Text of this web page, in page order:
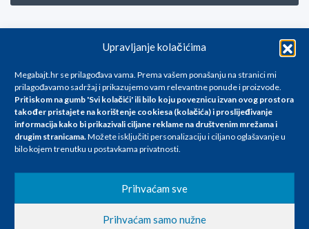
Upravljanje kolačićima
Megabajt.hr se prilagođava vama. Prema vašem ponašanju na stranici mi
prilagođavamo sadržaj i prikazujemo vam relevantne ponude i proizvode.
Pritiskom na gumb 'Svi kolačići' ili bilo koju poveznicu izvan ovog prostora
također pristajete na korištenje cookiesa (kolačića) i proslijeđivanje
informacija kako bi prikazivali ciljane reklame na društvenim mrežama i
drugim stranicama.Možete isključiti personalizaciju i ciljano oglašavanje u
bilo kojem trenutku u postavkama privatnosti.
Prihvaćam sve
Prihvaćam samo nužne
Za artikle kojih trenutno nema u ponudi obratite nam se na
info@megabajt.hr. Sve cijene su informativnog karaktera i podložne su
promjenama, a
iskazane su za avansno plaćanje(gotovina) u Eurima i uključuju PDV. Sve
se razlikovati od cijena u našim poslovnicama. Trudimo se dati što bolji
i točniji opis i sliku. Unatoč tome, ne možemo garantirati da su svi
nastale u opisu proizvoda, greške prilikom štampanja te promjene